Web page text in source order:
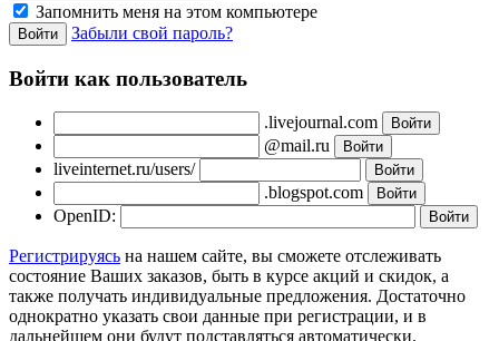
Запомнить меня на этом компьютере
Забыли свой пароль?
Войти как пользователь
.livejournal.com
@mail.ru
liveinternet.ru/users/
.blogspot.com
OpenID:
Регистрируясь на нашем сайте, вы сможете отслеживать
состояние Ваших заказов, быть в курсе акций и скидок, а
также получать индивидуальные предложения. Достаточно
однократно указать свои данные при регистрации, и в
дальнейшем они будут подставляться автоматически.